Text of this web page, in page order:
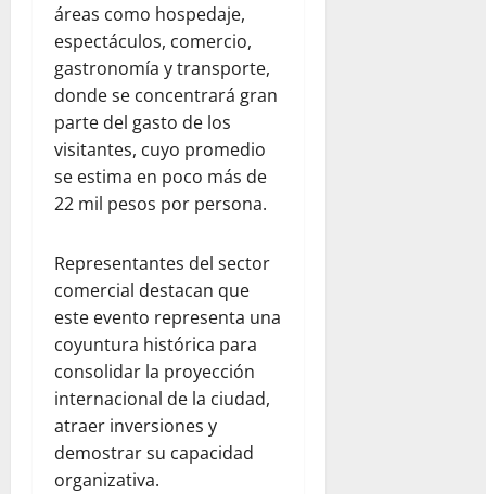
áreas como hospedaje,
espectáculos, comercio,
gastronomía y transporte,
donde se concentrará gran
parte del gasto de los
visitantes, cuyo promedio
se estima en poco más de
22 mil pesos por persona.
Representantes del sector
comercial destacan que
este evento representa una
coyuntura histórica para
consolidar la proyección
internacional de la ciudad,
atraer inversiones y
demostrar su capacidad
organizativa.